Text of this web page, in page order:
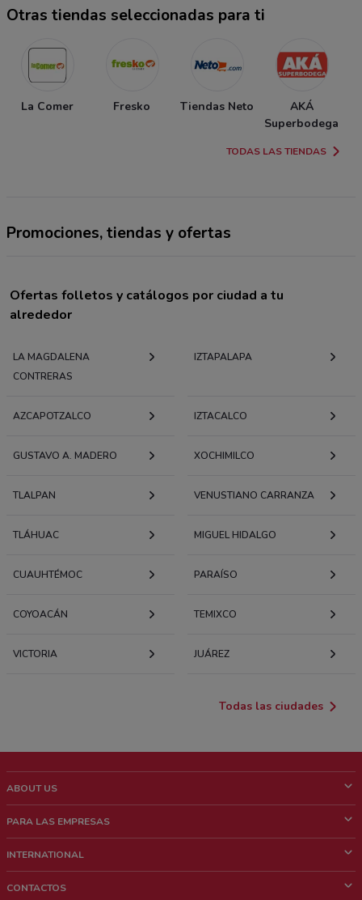
Otras tiendas seleccionadas para ti
La Comer Fresko Tiendas Neto
AKÁ
Superbodega
TODAS LAS TIENDAS
Promociones, tiendas y ofertas
Ofertas folletos y catálogos por ciudad a tu
alrededor
LA MAGDALENA
CONTRERAS
IZTAPALAPA
AZCAPOTZALCO IZTACALCO
GUSTAVO A. MADERO XOCHIMILCO
TLALPAN VENUSTIANO CARRANZA
TLÁHUAC MIGUEL HIDALGO
CUAUHTÉMOC PARAÍSO
COYOACÁN TEMIXCO
VICTORIA JUÁREZ
Todas las ciudades
ABOUT US
¿Quiénes Somos?
Trabaja con nosotros
PARA LAS EMPRESAS
Contacto comercial
INTERNATIONAL
CONTACTOS